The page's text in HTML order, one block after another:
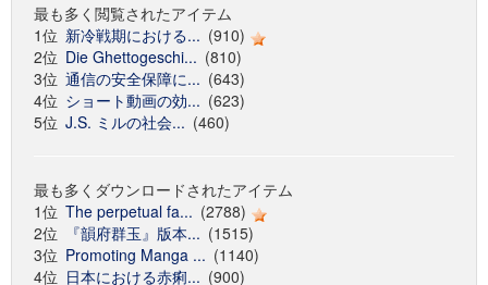
最も多く閲覧されたアイテム
1位 新冷戦期における... (910)
2位 Die Ghettogeschi... (810)
3位 通信の安全保障に... (643)
4位 ショート動画の効... (623)
5位 J.S. ミルの社会... (460)
最も多くダウンロードされたアイテム
1位 The perpetual fa... (2788)
2位
『韻府群玉』版本... (1515)
3位 Promoting Manga ... (1140)
4位 日本における赤痢... (900)